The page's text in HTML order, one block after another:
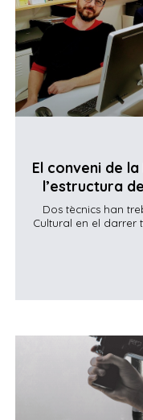
El conveni de la
l’estructura
Dos tècnics han
Cultural en el darrer